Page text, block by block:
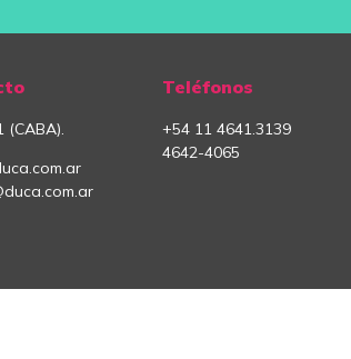
(CABA).
Teléfonos
+54 11 4641.3139
4642-4065